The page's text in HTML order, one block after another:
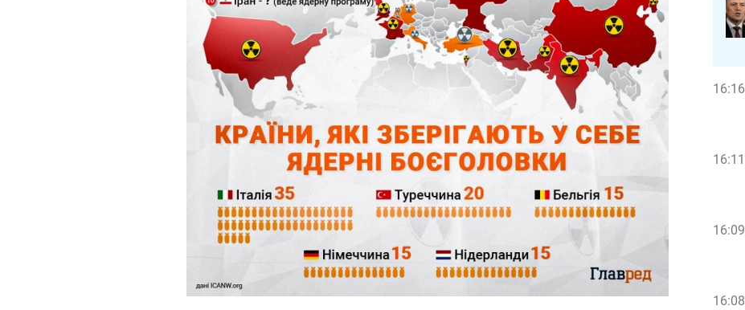
16:16
16:11
16:09
16:08